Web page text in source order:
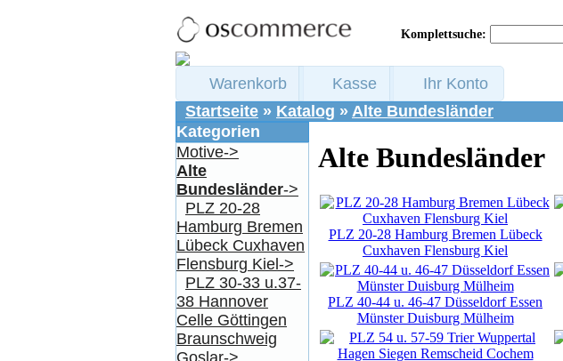
Komplettsuche:
Warenkorb Kasse
Ihr Konto
Startseite » Katalog » Alte Bundesländer
Alte Bundesländer
PLZ 20-28 Hamburg Bremen Lübeck
Cuxhaven Flensburg Kiel
PLZ 40-44 u. 46-47 Düsseldorf Essen
Münster Duisburg Mülheim
Kategorien
Motive->
Alte
Bundesländer->
PLZ 20-28
Hamburg Bremen
Lübeck Cuxhaven
Flensburg Kiel->
PLZ 30-33 u.37-
38 Hannover
Celle Göttingen
Braunschweig